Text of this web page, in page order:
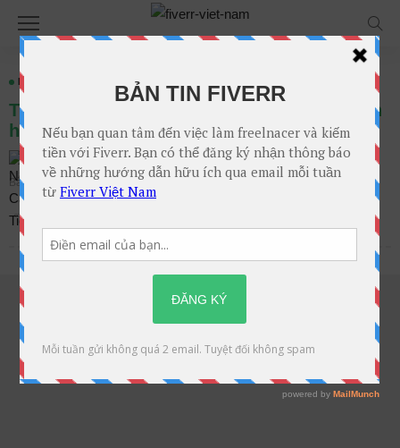
BLOG MMO
Tổng hợp 10 phong cách “AI aesthetic” thịnh
hành trên Pinterest và Creative Fabrica
Nguyễn Cao Tiến
Không Bình Luận
Bài viết trên
Th10. 24, 2025 tại 7:00 sáng